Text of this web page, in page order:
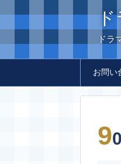
ド
ドラ
お問い
9